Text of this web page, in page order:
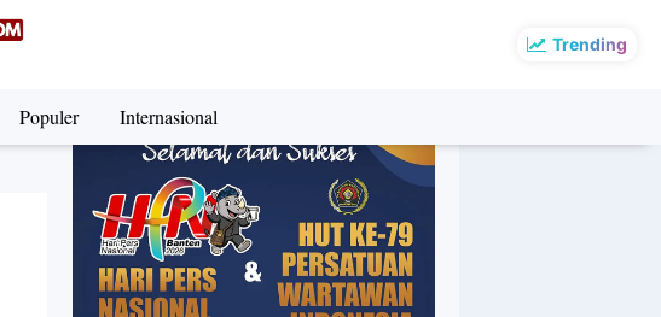
Trending
Populer Internasional